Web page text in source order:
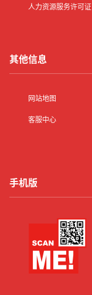
人力资源服务许可证
其他信息
网站地图
客服中心
手机版